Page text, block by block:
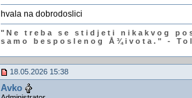
hvala na dobrodoslici
"Ne treba se stidjeti nikakvog
samo besposlenog Å¾ivota." -
18.05.2026 15:38
Avko